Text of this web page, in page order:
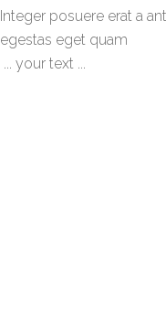
Integer posuere erat a
egestas eget quam
... your text ...